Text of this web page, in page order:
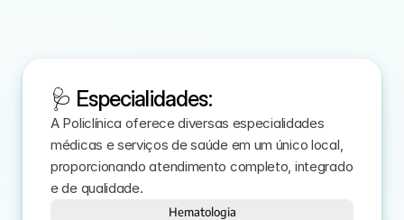
🩺 Especialidades:
A Policlínica oferece diversas especialidades
médicas e serviços de saúde em um único local,
proporcionando atendimento completo, integrado
e de qualidade.
Hematologia